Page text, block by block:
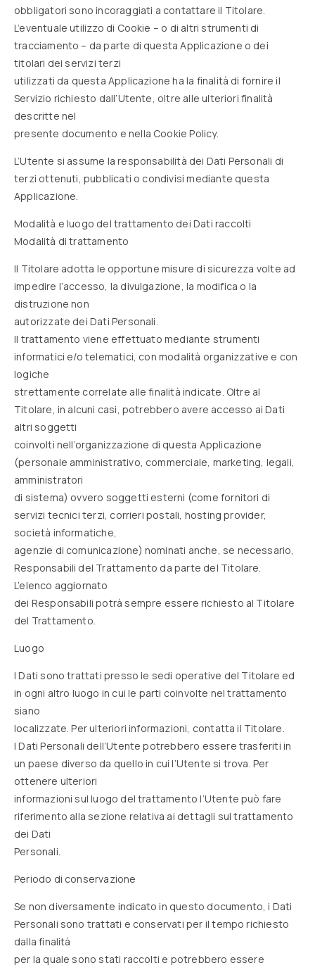
obbligatori sono incoraggiati a contattare il Titolare.
L’eventuale utilizzo di Cookie – o di altri strumenti di
tracciamento – da parte di questa Applicazione o dei
titolari dei servizi terzi
utilizzati da questa Applicazione ha la finalità di fornire il
Servizio richiesto dall’Utente, oltre alle ulteriori finalità
descritte nel
presente documento e nella Cookie Policy.
L’Utente si assume la responsabilità dei Dati Personali di
terzi ottenuti, pubblicati o condivisi mediante questa
Applicazione.
Modalità e luogo del trattamento dei Dati raccolti
Modalità di trattamento
Il Titolare adotta le opportune misure di sicurezza volte ad
impedire l’accesso, la divulgazione, la modifica o la
distruzione non
autorizzate dei Dati Personali.
Il trattamento viene effettuato mediante strumenti
informatici e/o telematici, con modalità organizzative e con
logiche
strettamente correlate alle finalità indicate. Oltre al
Titolare, in alcuni casi, potrebbero avere accesso ai Dati
altri soggetti
coinvolti nell’organizzazione di questa Applicazione
(personale amministrativo, commerciale, marketing, legali,
amministratori
di sistema) ovvero soggetti esterni (come fornitori di
servizi tecnici terzi, corrieri postali, hosting provider,
società informatiche,
agenzie di comunicazione) nominati anche, se necessario,
Responsabili del Trattamento da parte del Titolare.
L’elenco aggiornato
dei Responsabili potrà sempre essere richiesto al Titolare
del Trattamento.
Luogo
I Dati sono trattati presso le sedi operative del Titolare ed
in ogni altro luogo in cui le parti coinvolte nel trattamento
siano
localizzate. Per ulteriori informazioni, contatta il Titolare.
I Dati Personali dell’Utente potrebbero essere trasferiti in
un paese diverso da quello in cui l’Utente si trova. Per
ottenere ulteriori
informazioni sul luogo del trattamento l’Utente può fare
riferimento alla sezione relativa ai dettagli sul trattamento
dei Dati
Personali.
Periodo di conservazione
Se non diversamente indicato in questo documento, i Dati
Personali sono trattati e conservati per il tempo richiesto
dalla finalità
per la quale sono stati raccolti e potrebbero essere